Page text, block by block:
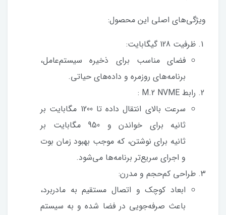
ویژگی‌های اصلی این محصول:
ظرفیت 128 گیگابایت:
فضای مناسب برای ذخیره سیستم‌عامل،
برنامه‌های روزمره و داده‌های حیاتی.
رابط M.2 NVME :
سرعت بالای انتقال داده تا 1200 مگابایت بر
ثانیه برای خواندن و 950 مگابایت بر
ثانیه برای نوشتن، که موجب بهبود زمان بوت
و اجرای سریع‌تر برنامه‌ها می‌شود.
طراحی کم‌حجم و مدرن:
ابعاد کوچک و اتصال مستقیم به مادربرد،
باعث صرفه‌جویی در فضا شده و به سیستم